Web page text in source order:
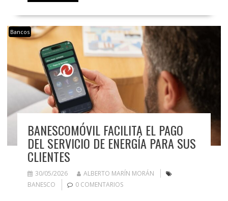
Bancos
BANESCOMÓVIL FACILITA EL PAGO
DEL SERVICIO DE ENERGÍA PARA SUS
CLIENTES
30/05/2026
ALBERTO MARÍN MORÁN
BANESCO
0 COMENTARIOS